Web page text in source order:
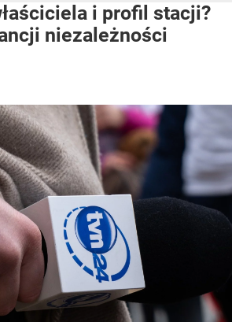
i profil stacji?
niezależności